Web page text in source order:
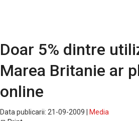
Doar 5% dintre
Marea Britanie ar
online
Data publicarii: 21-09-2009 |
Media